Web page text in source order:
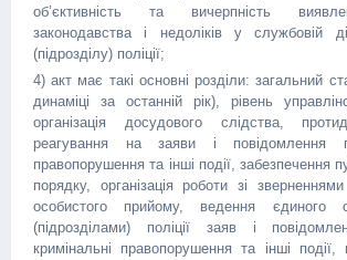
об’єктивність та вичерпність
законодавства і недоліків у службовій
(підрозділу) поліції;
4) акт має такі основні розділи: загальний
динаміці за останній рік), рівень
організація досудового слідства,
реагування на заяви і повідомлення
правопорушення та інші події, забезпечення
порядку, організація роботи зі
особистого прийому, ведення єдиного
(підрозділами) поліції заяв і
кримінальні правопорушення та інші події,